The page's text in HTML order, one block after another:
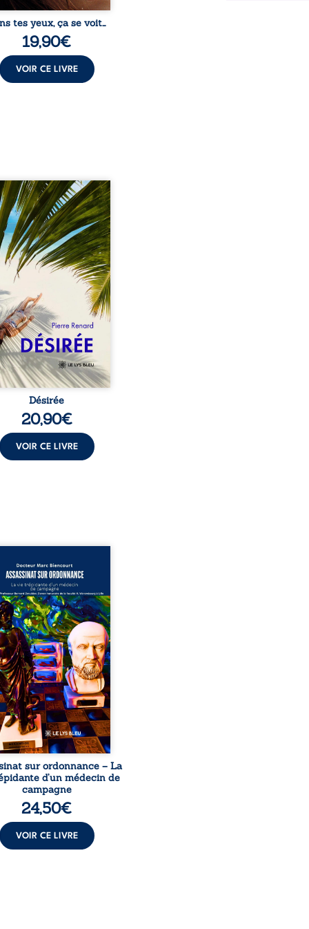
tes yeux, ça se voit…
19,90€
VOIR CE LIVRE
Pierre, jeune retraité,
qu’il est devenu une
femme métissée de
ans. À peine a-t-il
à apprivoiser ce
corps qu’Ange surgit
sa vie et fait vaciller
ses certitudes. Entre
est immédiate,
jusqu’à ce qu’un
familial fasse planer
: et s’ils étaient
demi-frère et ...
Désirée
20,90€
VOIR CE LIVRE
sur ordonnance –
trépidante d’un médecin
est la réédition
et actualisée du
du Docteur Marc
ancien médecin de
qui revient sur son
médical, syndical et
Depuis septembre
il raconte le long combat
conduit à être écarté du
médical, malgré une
de première instance
sur ordonnance – La
d’un médecin de
campagne
24,50€
VOIR CE LIVRE